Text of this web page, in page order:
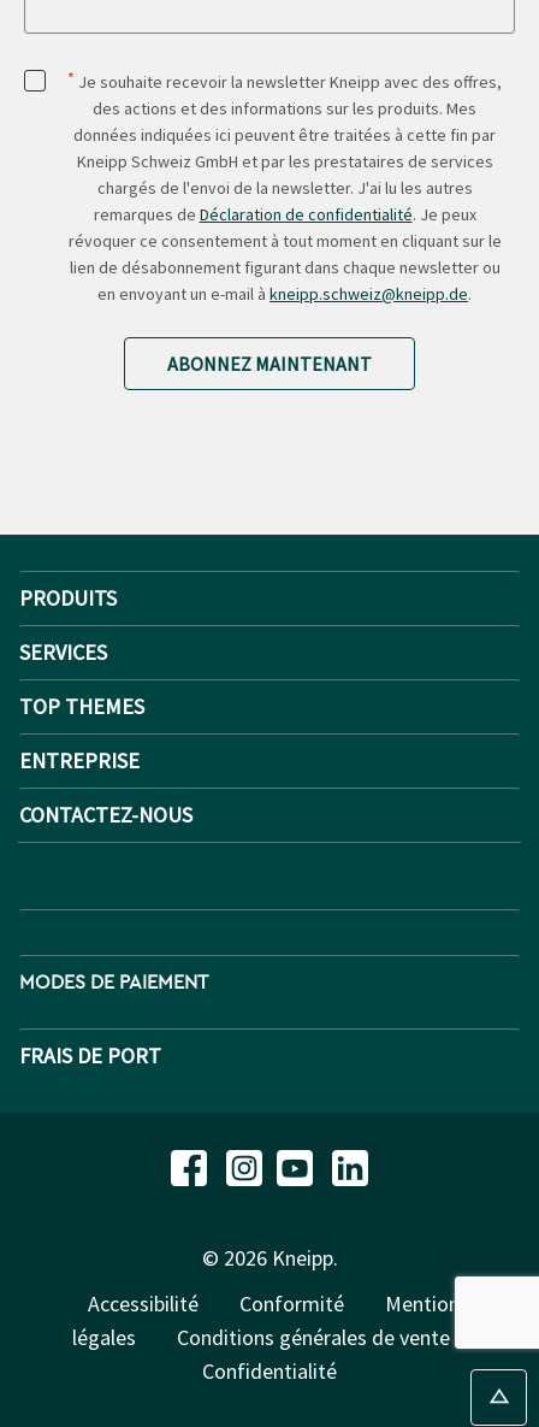
* Je souhaite recevoir la newsletter Kneipp avec des offres,
des actions et des informations sur les produits. Mes
données indiquées ici peuvent être traitées à cette fin par
Kneipp Schweiz GmbH et par les prestataires de services
chargés de l'envoi de la newsletter. J'ai lu les autres
remarques de Déclaration de confidentialité. Je peux
révoquer ce consentement à tout moment en cliquant sur le
lien de désabonnement figurant dans chaque newsletter ou
en envoyant un e-mail à kneipp.schweiz@kneipp.de.
ABONNEZ MAINTENANT
PRODUITS
SERVICES
TOP THEMES
ENTREPRISE
CONTACTEZ-NOUS
MODES DE PAIEMENT
FRAIS DE PORT
© 2026 Kneipp.
Accessibilité
Conformité
Mentions
légales
Conditions générales de vente
Confidentialité